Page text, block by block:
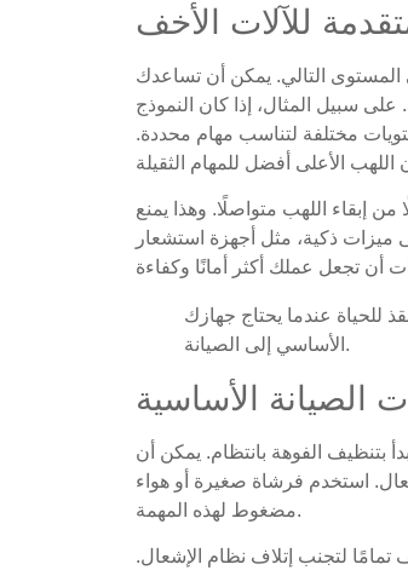
للآلات الأخف
المستوى التالي. يمكن أن تساعدك
سبيل المثال، إذا كان النموذج
مختلفة لتناسب مهام محددة.
إبقاء اللهب متواصلًا. وهذا يمنع
ميزات ذكية، مثل أجهزة استشعار
للحياة عندما يحتاج جهازك
الأساسي إلى الصيانة.
الصيانة الأساسية
بتنظيف الفوهة بانتظام. يمكن أن
استخدم فرشاة صغيرة أو هواء
مضغوط لهذه المهمة.
لتجنب إتلاف نظام الإشعال.